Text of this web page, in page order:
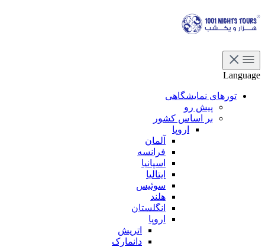
Language
تورهای نمایشگاهی
پیش رو
بر اساس کشور
اروپا
آلمان
فرانسه
اسپانیا
ایتالیا
سوئیس
هلند
انگلستان
اروپا
اتریش
دانمارک